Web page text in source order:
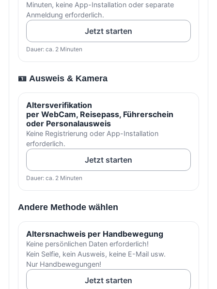
Minuten, keine App-Installation oder separate
Anmeldung erforderlich.
Jetzt starten
Dauer: ca. 2 Minuten
🪪 Ausweis & Kamera
Altersverifikation
per WebCam, Reisepass, Führerschein
oder Personalausweis
Keine Registrierung oder App-Installation
erforderlich.
Jetzt starten
Dauer: ca. 2 Minuten
Andere Methode wählen
Altersnachweis per Handbewegung
Keine persönlichen Daten erforderlich!
Kein Selfie, kein Ausweis, keine E-Mail usw.
Nur Handbewegungen!
Jetzt starten